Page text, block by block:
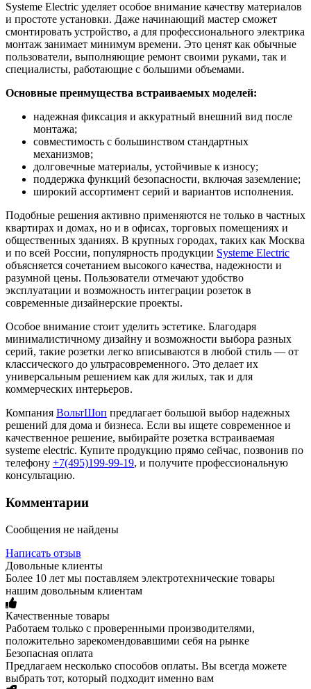
Systeme Electric уделяет особое внимание качеству материалов
и простоте установки. Даже начинающий мастер сможет
смонтировать устройство, а для профессионального электрика
монтаж занимает минимум времени. Это ценят как обычные
пользователи, выполняющие ремонт своими руками, так и
специалисты, работающие с большими объемами.
Основные преимущества встраиваемых моделей:
надежная фиксация и аккуратный внешний вид после
монтажа;
совместимость с большинством стандартных
механизмов;
долговечные материалы, устойчивые к износу;
поддержка функций безопасности, включая заземление;
широкий ассортимент серий и вариантов исполнения.
Подобные решения активно применяются не только в частных
квартирах и домах, но и в офисах, торговых помещениях и
общественных зданиях. В крупных городах, таких как Москва
и по всей России, популярность продукции Systeme Electric
объясняется сочетанием высокого качества, надежности и
разумной цены. Пользователи отмечают удобство
эксплуатации и возможность интеграции розеток в
современные дизайнерские проекты.
Особое внимание стоит уделить эстетике. Благодаря
минималистичному дизайну и возможности выбора разных
серий, такие розетки легко вписываются в любой стиль — от
классического до ультрасовременного. Это делает их
универсальным решением как для жилых, так и для
коммерческих интерьеров.
Компания ВольтШоп предлагает большой выбор надежных
решений для дома и бизнеса. Если вы ищете современное и
качественное решение, выбирайте розетка встраиваемая
systeme electric. Купите продукцию прямо сейчас, позвонив по
телефону +7(495)199-99-19, и получите профессиональную
консультацию.
Комментарии
Сообщения не найдены
Написать отзыв
Довольные клиенты
Более 10 лет мы поставляем электротехнические товары
нашим довольным клиентам
Качественные товары
Работаем только с проверенными производителями,
положительно зарекомендовавшими себя на рынке
Безопасная оплата
Предлагаем несколько способов оплаты. Вы всегда можете
выбрать тот, который подходит именно вам